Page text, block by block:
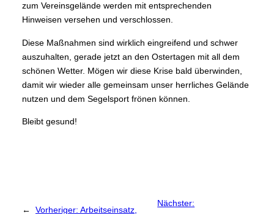
zum Vereinsgelände werden mit entsprechenden
Hinweisen versehen und verschlossen.
Diese Maßnahmen sind wirklich eingreifend und schwer
auszuhalten, gerade jetzt an den Ostertagen mit all dem
schönen Wetter. Mögen wir diese Krise bald überwinden,
damit wir wieder alle gemeinsam unser herrliches Gelände
nutzen und dem Segelsport frönen können.
Bleibt gesund!
← Vorheriger: Arbeitseinsatz,
Nächster: